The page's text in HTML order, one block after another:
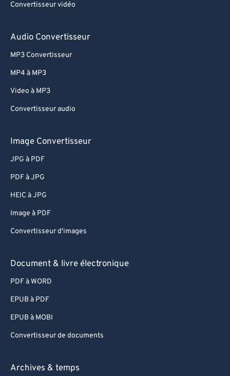
Convertisseur vidéo
Audio Convertisseur
MP3 Convertisseur
MP4 à MP3
Video à MP3
Convertisseur audio
Image Convertisseur
JPG à PDF
PDF à JPG
HEIC à JPG
Image à PDF
Convertisseur d'images
Document & livre électronique
PDF à WORD
EPUB à PDF
EPUB à MOBI
Convertisseur de documents
Archives & temps